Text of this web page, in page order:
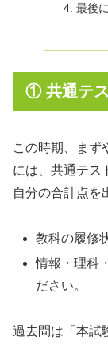
最後に
① 共通テ
この時期、まず
には、共通テス
自分の合計点を
教科の履修
情報・理科
ださい。
過去問は「本試